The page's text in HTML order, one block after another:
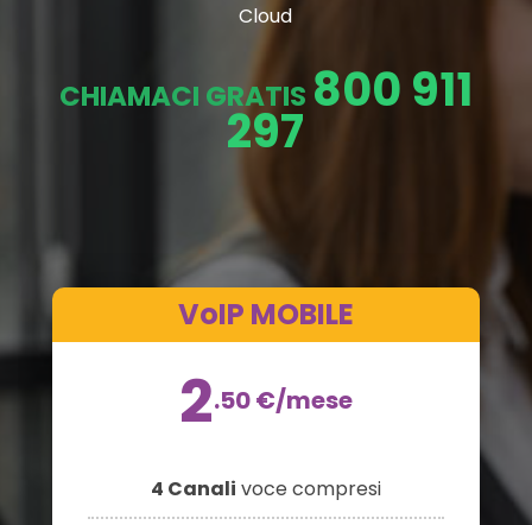
Cloud
CHIAMACI GRATIS 800 911
297
VoIP MOBILE
2.50€/mese
4 Canali voce compresi